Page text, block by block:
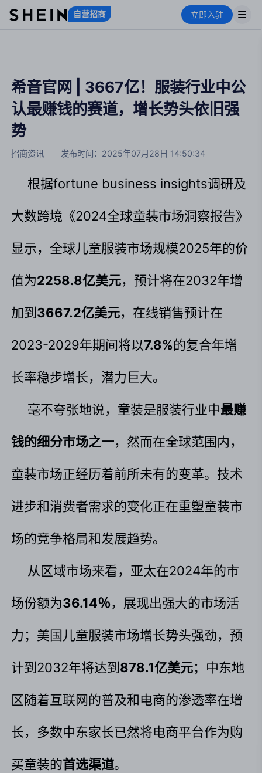
自营招商 立即入驻
希音官网 | 3667亿！服装行业中公
认最赚钱的赛道，增长势头依旧强
势
招商资讯 发布时间： 2025年07月28日 14:50:34
根据fortune business insights调研及
大数跨境《2024全球童装市场洞察报告》
显示，全球儿童服装市场规模2025年的价
值为2258.8亿美元，预计将在2032年增
加到 3667.2亿美元，在线销售预计在
2023-2029年期间将以7.8%的复合年增
长率稳步增长，潜力巨大。
毫不夸张地说，童装是服装行业中最赚
钱的细分市场之一，然而在全球范围内，
童装市场正经历着前所未有的变革。技术
进步和消费者需求的变化正在重塑童装市
场的竞争格局和发展趋势。
从区域市场来看，亚太在2024年的市
场份额为36.14％，展现出强大的市场活
力；美国儿童服装市场增长势头强劲，预
计到2032年将达到 878.1亿美元；中东地
区随着互联网的普及和电商的渗透率在增
长，多数中东家长已然将电商平台作为购
买童装的首选渠道。